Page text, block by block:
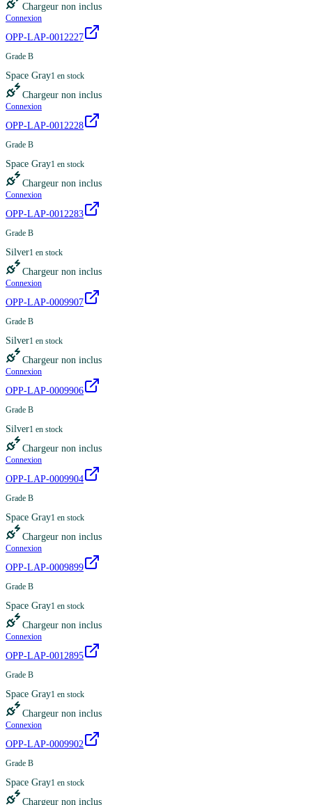
Chargeur non inclus
Connexion
OPP-LAP-0012227
Grade B
Space Gray1 en stock
Chargeur non inclus
Connexion
OPP-LAP-0012228
Grade B
Space Gray1 en stock
Chargeur non inclus
Connexion
OPP-LAP-0012283
Grade B
Silver1 en stock
Chargeur non inclus
Connexion
OPP-LAP-0009907
Grade B
Silver1 en stock
Chargeur non inclus
Connexion
OPP-LAP-0009906
Grade B
Silver1 en stock
Chargeur non inclus
Connexion
OPP-LAP-0009904
Grade B
Space Gray1 en stock
Chargeur non inclus
Connexion
OPP-LAP-0009899
Grade B
Space Gray1 en stock
Chargeur non inclus
Connexion
OPP-LAP-0012895
Grade B
Space Gray1 en stock
Chargeur non inclus
Connexion
OPP-LAP-0009902
Grade B
Space Gray1 en stock
Chargeur non inclus